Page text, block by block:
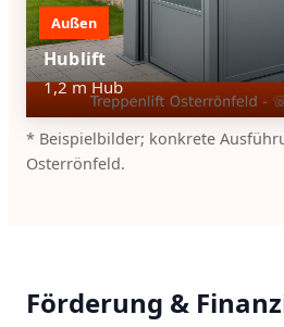
Außen
Hublift
1,2 m Hub
* Beispielbilder; konkrete
Osterrönfeld.
Förderung &